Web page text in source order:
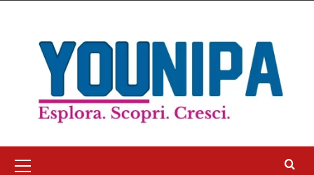
contenuto
principale